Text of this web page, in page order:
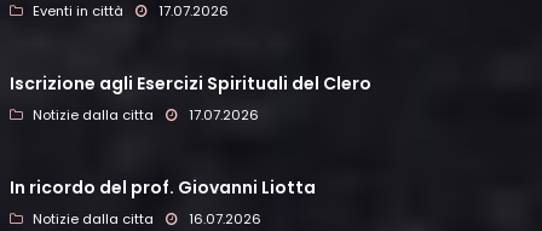
Eventi in città 17.07.2026
Iscrizione agli Esercizi Spirituali del Clero
Notizie dalla citta 17.07.2026
In ricordo del prof. Giovanni Liotta
Notizie dalla citta 16.07.2026